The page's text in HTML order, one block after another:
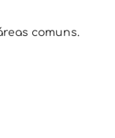
comuns.